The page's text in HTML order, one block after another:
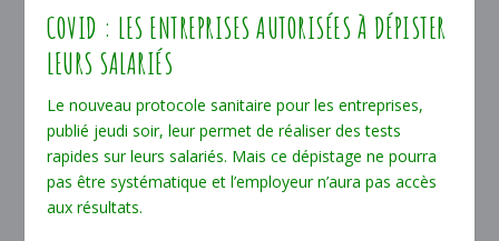
COVID : LES ENTREPRISES AUTORISÉES À DÉPISTER
LEURS SALARIÉS
Le nouveau protocole sanitaire pour les entreprises,
publié jeudi soir, leur permet de réaliser des tests
rapides sur leurs salariés. Mais ce dépistage ne pourra
pas être systématique et l’employeur n’aura pas accès
aux résultats.